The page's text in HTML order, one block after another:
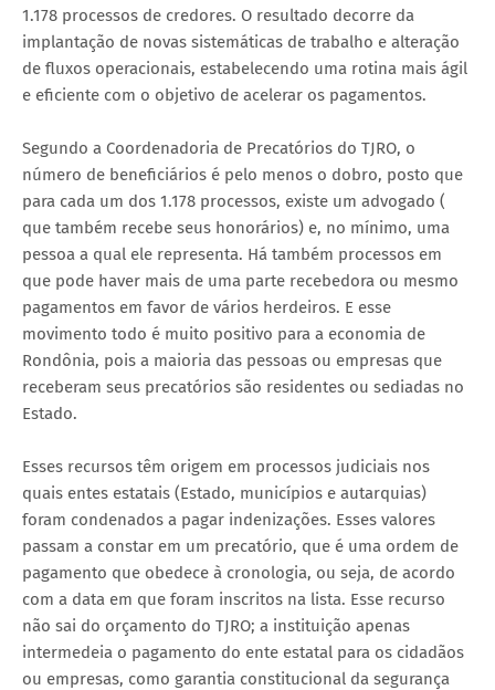
1.178 processos de credores. O resultado decorre da
implantação de novas sistemáticas de trabalho e alteração
de fluxos operacionais, estabelecendo uma rotina mais ágil
e eficiente com o objetivo de acelerar os pagamentos.
Segundo a Coordenadoria de Precatórios do TJRO, o
número de beneficiários é pelo menos o dobro, posto que
para cada um dos 1.178 processos, existe um advogado (
que também recebe seus honorários) e, no mínimo, uma
pessoa a qual ele representa. Há também processos em
que pode haver mais de uma parte recebedora ou mesmo
pagamentos em favor de vários herdeiros. E esse
movimento todo é muito positivo para a economia de
Rondônia, pois a maioria das pessoas ou empresas que
receberam seus precatórios são residentes ou sediadas no
Estado.
Esses recursos têm origem em processos judiciais nos
quais entes estatais (Estado, municípios e autarquias)
foram condenados a pagar indenizações. Esses valores
passam a constar em um precatório, que é uma ordem de
pagamento que obedece à cronologia, ou seja, de acordo
com a data em que foram inscritos na lista. Esse recurso
não sai do orçamento do TJRO; a instituição apenas
intermedeia o pagamento do ente estatal para os cidadãos
ou empresas, como garantia constitucional da segurança